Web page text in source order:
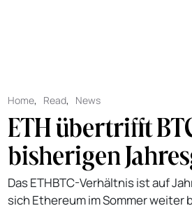
Home, Read, News
ETH übertrifft
bisherigen
Das ETHBTC-Verhältnis ist auf
sich Ethereum im Sommer weiter